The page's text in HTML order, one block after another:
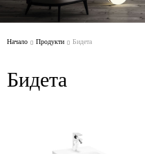
Начало Продукти Бидета
Бидета